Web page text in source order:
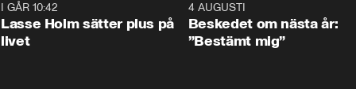
I GÅR 10:42
Lasse Holm sätter plus på
livet
4 AUGUSTI
Beskedet om nästa år:
”Bestämt mig”